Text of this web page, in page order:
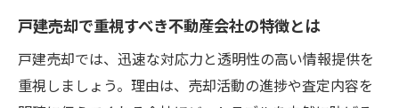
戸建売却に効く守口市の需要と供給の見極
守口市の取引事例を参考にした戸建売却対
戸建売却で重視すべき不動産会社の特徴とは
戸建売却では、迅速な対応力と透明性の高い情報提供を
重視しましょう。理由は、売却活動の進捗や査定内容を